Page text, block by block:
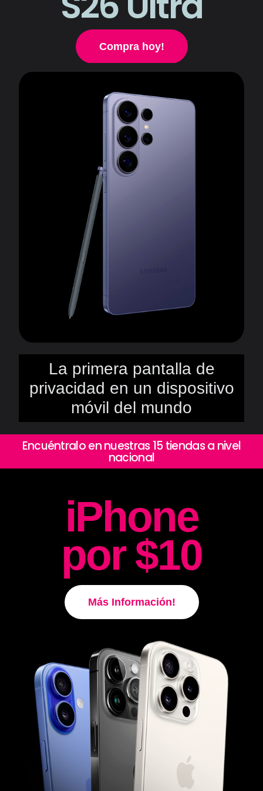
Compra hoy!
La primera pantalla de
privacidad en un dispositivo
móvil del mundo
Encuéntralo en nuestras 15 tiendas a nivel
nacional
iPhone
por $10
Más Información!